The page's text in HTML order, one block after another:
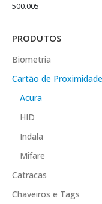
500.005
PRODUTOS
Biometria
Cartão de Proximidade
Acura
HID
Indala
Mifare
Catracas
Chaveiros e Tags